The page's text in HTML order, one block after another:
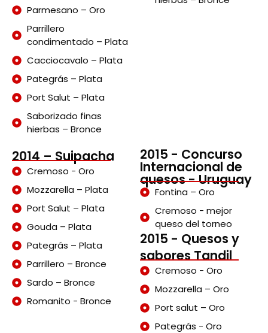
Parmesano – Oro
Parrillero
condimentado – Plata
Cacciocavalo – Plata
Pategrás – Plata
Port Salut – Plata
Saborizado finas
hierbas – Bronce
2014 – Suipacha
Cremoso - Oro
Mozzarella – Plata
Port Salut – Plata
Gouda – Plata
Pategrás – Plata
Parrillero – Bronce
Sardo – Bronce
Romanito - Bronce
2015 - Concurso
Internacional de
quesos - Uruguay
Fontina – Oro
Cremoso - mejor
queso del torneo
2015 - Quesos y
sabores Tandil
Cremoso - Oro
Mozzarella – Oro
Port salut – Oro
Pategrás - Oro